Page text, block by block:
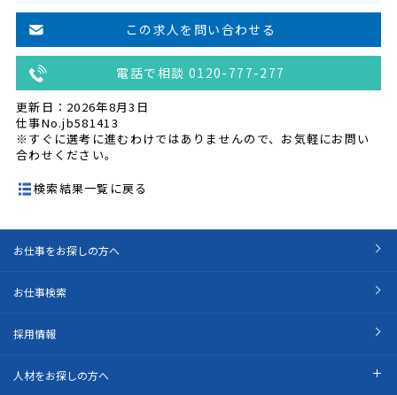
この求人を問い合わせる
電話で相談 0120-777-277
更新日：2026年8月3日
仕事No.jb581413
※すぐに選考に進むわけではありませんので、お気軽にお問い
合わせください。
検索結果一覧に戻る
お仕事をお探しの方へ
お仕事検索
採用情報
人材をお探しの方へ